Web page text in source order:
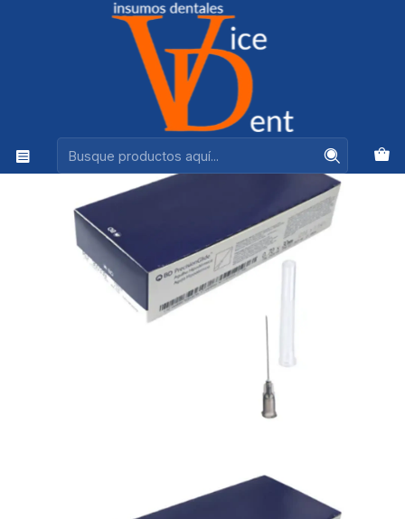
Ventas +56944575313
ANESTESICOS Y AGUJAS
AGUJA DESECHABLE 21 G 1/2 CAJA 100 UNDS